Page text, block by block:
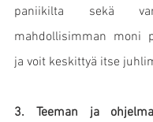
paniikilta sekä
mahdollisimman moni
ja voit keskittyä itse
3. Teeman ja